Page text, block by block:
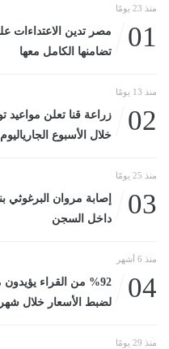
منذ 23 يومًا
01
مصر تدين الاعتداءات
تضامنها الكامل معها
منذ 13 يومًا
02
زراعة قنا تعلن مواعيد
خلال الأسبوع الجارياليوم السبت، 25
منذ 25 يومًا
03
إصابة مروان
داخل السجن
منذ 6 أشهر
04
%92 من القراء
لضبط الأسعار خلال
منذ 29 يومًا